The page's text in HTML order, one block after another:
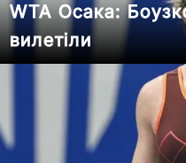
WTA Осака:
вилетіли